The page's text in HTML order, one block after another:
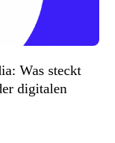
Was steckt
digitalen